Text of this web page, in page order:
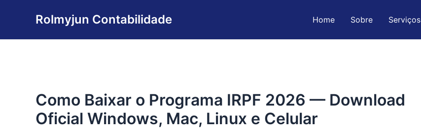
Rolmyjun Contabilidade Home Sobre Serviços
Como Baixar o Programa IRPF 2026 — Download
Oficial Windows, Mac, Linux e Celular